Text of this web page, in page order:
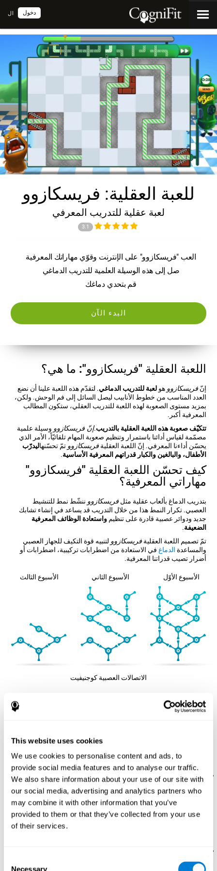
This website uses cookies
We use cookies to personalise content and ads, to
provide social media features and to analyse our traffic.
We also share information about your use of our site with
our social media, advertising and analytics partners who
may combine it with other information that you’ve
provided to them or that they’ve collected from your use
of their services.
Necessary
ال دخول
للعبة العقلية: فريسكازوو
لعبة عقلية للتدريب المعرفي
3.1
العب "فريسكازوو" على الإنترنت وقوّي مهاراتك المعرفية
صل إلى هذه الوسيلة العلمية للتدريب الدماغي
قم بتحدي دماغك
البدء الآن
اللعبة العقلية "فريسكازوو": ما هي؟
إنّفريسكازوو هولعبة للتدريب الدماغي. لتقدّم هذه اللعبة علينا أن نضع
العدد المناسب من خطوط الأنابيب ليصل السائل إلى فم الوحش. ولكن،
بمزيد مستوى الصعوبة لهذه اللعبة للتدريب العقلي، ستكون المطالب
المعرفية أكبر.
تتكيّف صعوبة هذه اللعبة العقلية بالتدريب.إنّ فريسكازوو وسيلة علمية
مصمّمة لقياس أدائنا باستمرار وتنظيم صعوبة المهام تلقائيّاً، الأمر الذي
يحسّن أداءنا المعرفي. إنّ اللعبة العقليةفريسكازوو تمّ تحسّنهاليدرّب
الأطفال، والبالغين والكبار قدراتهم المعرفية الأساسية.
كيف تحسّن اللعبة العقلية "فريسكازوو"
مهاراتي المعرفية؟
بتدريب الدماغ بألعاب عقلية مثلفريسكازوو ننشّط نمط للتنشيط
العصبي. تكرار النمط هذا من خلال التدريب قد يساعد في إنشاء تشابك
جديد ودوائر عصبية قادرة على تنظيمواستعادة الوظائف المعرفية
الضعيفة.
تمّ تصميم اللعبة العقليةفريسكازوو لتنبيه قوة التكيف للجهاز العصبي
والمساعدة الدماغ في الاستعادة من اضطرابات تركيبية، اضطرابات أو
أضرار تصيب قدراتنا المعرفية.
الأسبوع الأوّل الأسبوع الثاني الأسبوع الثالث
الاتصالات العصبية كوجنيفيت
ما هي المهارات المعرفية التي يمكنني
الإدراك المكاني: لتقدّم هذه اللعبة للتدريب الدماغيفريسكازوو
علينا أن نضع القطع بالاتّجاه الصحيح وفي المكان المناسب للخريطة.
بممارسة هذه اللعبة نستخدم قدرتنا على الإدراك المكاني. إنّ تحسّن
هذه المهارة المعرفية يساعدنا في فهم تنظيم البيئة، الأمر الذي
يسهّل الحركة والعلاقات مع المكان الذي حولنا ونسهّل، مثلاً،
الأنشطة التي تتطلّب الاتّجاه المكاني، مثل فهم خريطة، أو رموز
القطع المناسبة في كلّ وقت. بإجراء هذا التمرين، ندرّب وننشّط